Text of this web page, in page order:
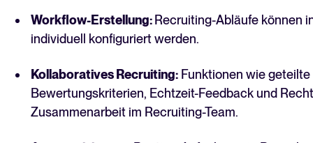
Workflow-Erstellung: Recruiting-Abläufe können
individuell konfiguriert werden.
Kollaboratives Recruiting: Funktionen wie
Bewertungskriterien, Echtzeit-Feedback und
Zusammenarbeit im Recruiting-Team.